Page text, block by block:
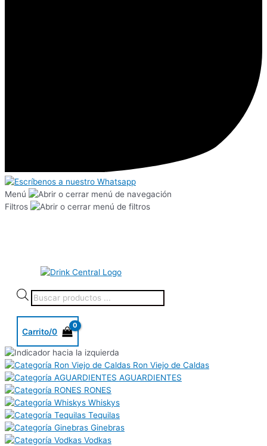
Menú
Filtros
Carrito/0
Ron Viejo de Caldas
AGUARDIENTES
RONES
Whiskys
Tequilas
Ginebras
Vodkas